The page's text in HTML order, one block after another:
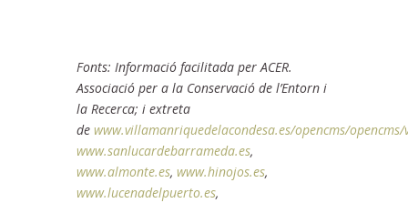
Fonts: Informació facilitada per ACER.
Associació per a la Conservació de l’Entorn i
la Recerca; i extreta
de www.villamanriquedelacondesa.es/opencms/
www.sanlucardebarrameda.es,
www.almonte.es, www.hinojos.es,
www.lucenadelpuerto.es,